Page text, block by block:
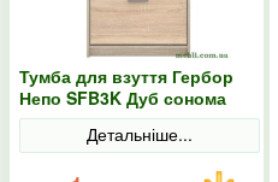
Тумба для взуття Гербор
Непо SFB3K Дуб сонома
Детальніше...